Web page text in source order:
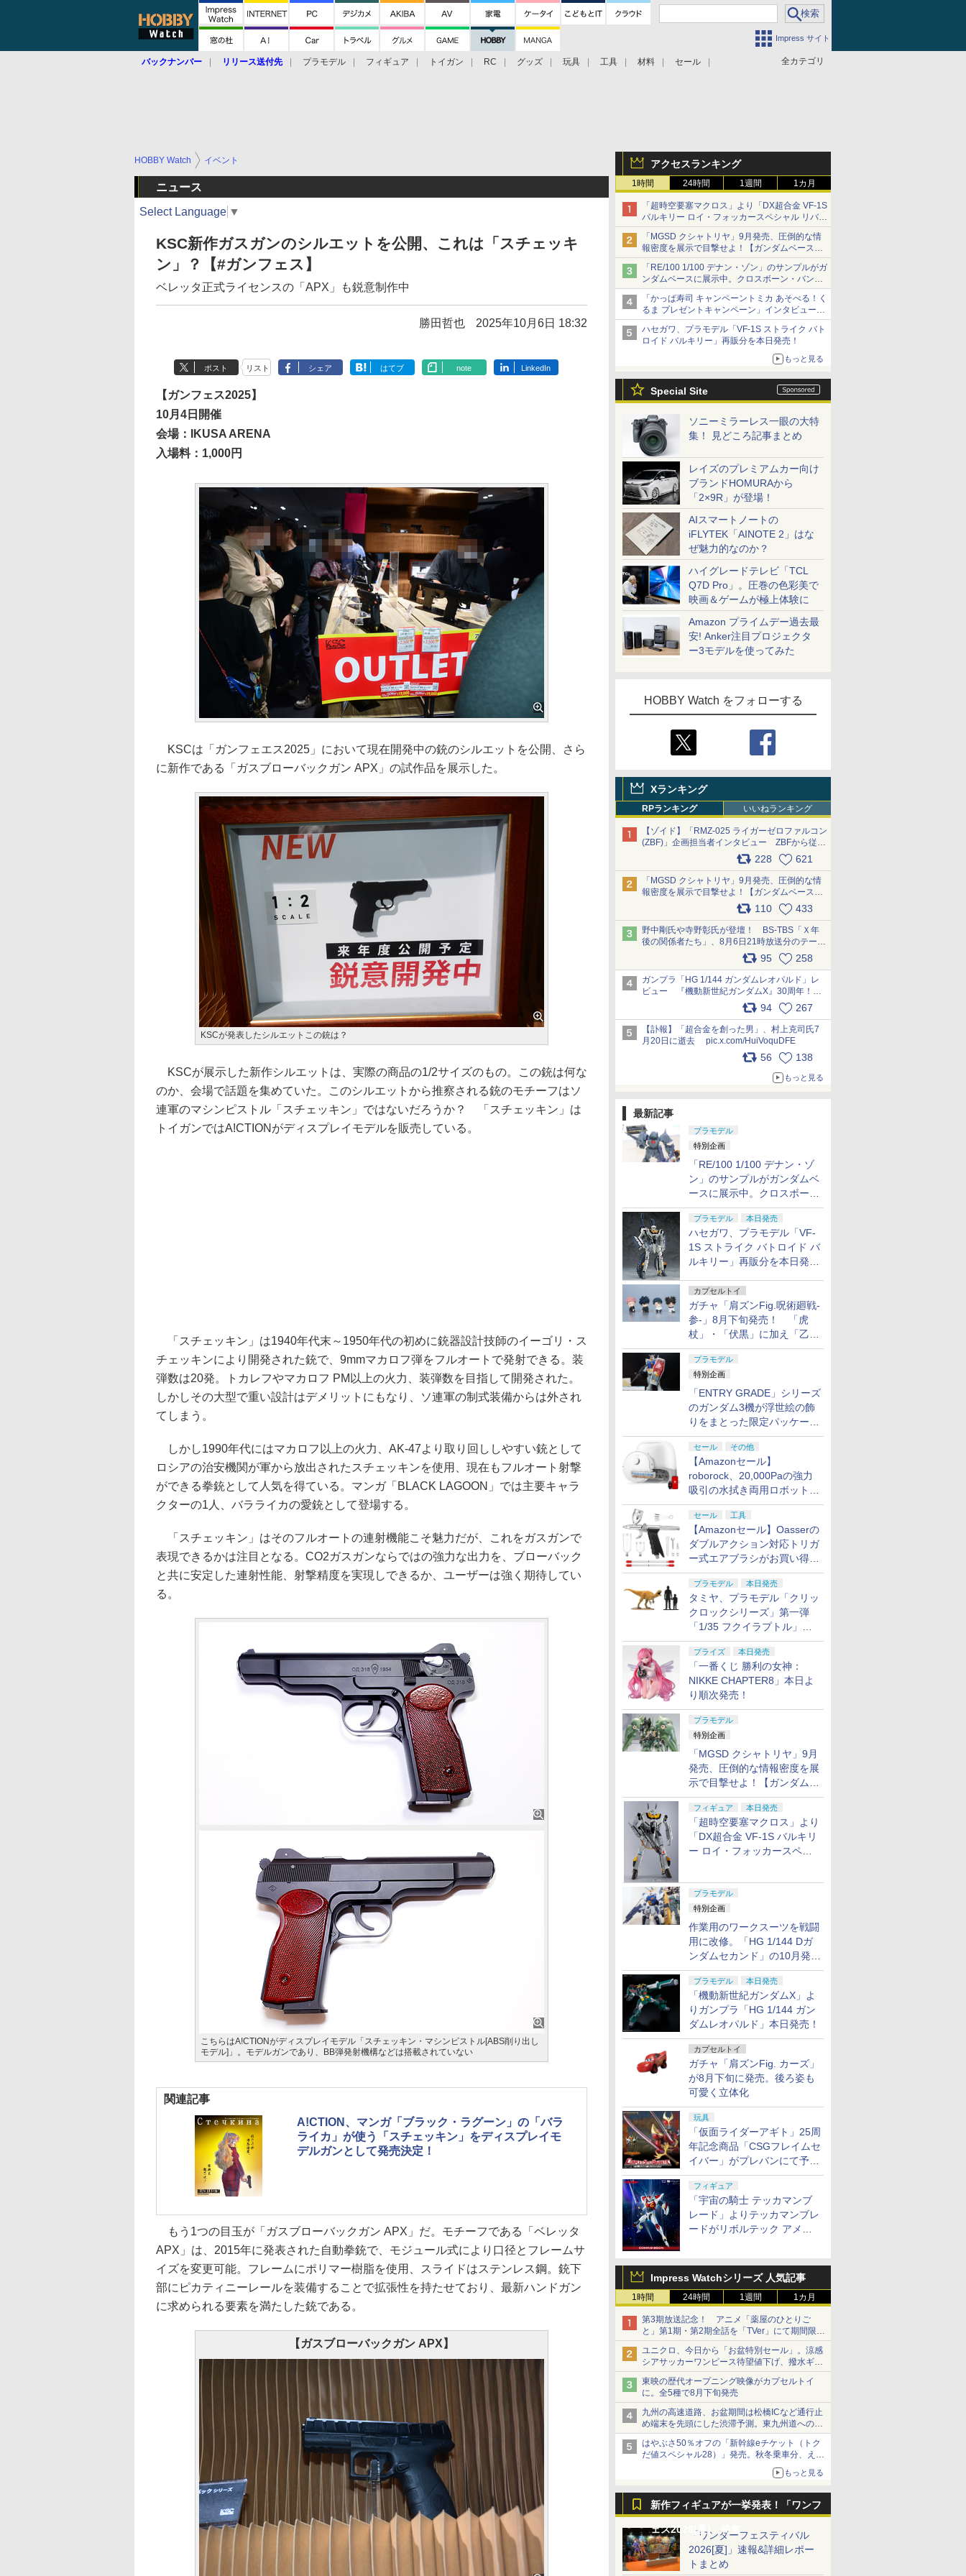
Impress サイト
全カテゴリ
バックナンバー リリース送付先 プラモデル フィギュア トイガン RC グッズ 玩具 工具 材料 セール
アクセスランキング
1時間 24時間 1週間 1カ月
「超時空要塞マクロス」より「DX超合金 VF-1S
バルキリー ロイ・フォッカースペシャル リバイ
バルVer.」本日発売！
「MGSD クシャトリヤ」9月発売、圧倒的な情
報密度を展示で目撃せよ！【ガンダムベース撮
り下ろし】
「RE/100 1/100 デナン・ゾン」のサンプルがガ
ンダムベースに展示中。クロスボーン・バンガ
ードの制式量産機が間もなく発送【ガンダムベ
ース撮り下ろし】
「かっぱ寿司 キャンペーントミカ あそべる！く
るま プレゼントキャンペーン」インタビュー
子どもが楽しめるかっぱ寿司ならではの体験と
コラボの楽しさを追求
ハセガワ、プラモデル「VF-1S ストライク バト
ロイド バルキリー」再販分を本日発売！
もっと見る
Special Site
ソニーミラーレス一眼の大特
集！ 見どころ記事まとめ
レイズのプレミアムカー向け
ブランドHOMURAから
「2×9R」が登場！
AIスマートノートの
iFLYTEK「AINOTE 2」はな
ぜ魅力的なのか？
ハイグレードテレビ「TCL
Q7D Pro」。圧巻の色彩美で
映画＆ゲームが極上体験に
Amazon プライムデー過去最
安! Anker注目プロジェクタ
ー3モデルを使ってみた
HOBBY Watch をフォローする
Xランキング
RPランキング いいねランキング
【ゾイド】「RMZ-025 ライガーゼロファルコン
(ZBF)」企画担当者インタビュー ZBFから従来
デザインまで再現可能なボリューム満点のキッ
ト pic.x.com/6zOqQAQKkX
228 621
「MGSD クシャトリヤ」9月発売、圧倒的な情
報密度を展示で目撃せよ！【ガンダムベース撮
り下ろし】 pic.x.com/3rPjsfk7qZ
110 433
野中剛氏や寺野彰氏が登壇！ BS-TBS「Ｘ年
後の関係者たち」、8月6日21時放送分のテーマ
は「超合金」！ pic.x.com/uWyt1uyuFm
95 258
ガンプラ「HG 1/144 ガンダムレオパルド」レ
ビュー 『機動新世紀ガンダムX』30周年！イ
ンナーアームガトリングの変形機構まで再現し
最新フォーマットでキット化！
pic.x.com/nszPIDTpbg
94 267
【訃報】「超合金を創った男」、村上克司氏7
月20日に逝去 pic.x.com/HuiVoquDFE
56 138
もっと見る
最新記事
プラモデル
特別企画
「RE/100 1/100 デナン・ゾ
ン」のサンプルがガンダムベ
ースに展示中。クロスボー
ン・バンガードの制式量産機
が間もなく発送【ガンダムベ
ース撮り下ろし】
プラモデル 本日発売
ハセガワ、プラモデル「VF-
1S ストライク バトロイド バ
ルキリー」再販分を本日発
カプセルトイ
ガチャ「肩ズンFig.呪術廻戦-
参-」8月下旬発売！ 「虎
杖」・「伏黒」に加え「乙
骨」・「脹相」がラインナッ
プ
プラモデル
特別企画
「ENTRY GRADE」シリーズ
のガンダム3機が浮世絵の飾
りをまとった限定パッケージ
で8月29日に発売！ お土産
にもピッタリ!?【ガンダムベ
ース撮り下ろし】
セール その他
【Amazonセール】
roborock、20,000Paの強力
吸引の水拭き両用ロボット掃
除機「Qrevo Curv 2 Flow」
がお買い得！
セール 工具
【Amazonセール】Oasserの
ダブルアクション対応トリガ
ー式エアブラシがお買い得価
格で登場！
プラモデル 本日発売
タミヤ、プラモデル「クリッ
クロックシリーズ」第一弾
「1/35 フクイラプトル」本
日発売！
プライズ 本日発売
「一番くじ 勝利の女神：
NIKKE CHAPTER8」本日よ
り順次発売！
プラモデル
特別企画
「MGSD クシャトリヤ」9月
発売、圧倒的な情報密度を展
示で目撃せよ！【ガンダムベ
ース撮り下ろし】
フィギュア 本日発売
「超時空要塞マクロス」より
「DX超合金 VF-1S バルキリ
ー ロイ・フォッカースペシ
プラモデル
特別企画
作業用のワークスーツを戦闘
用に改修。「HG 1/144 Dガ
ンダムセカンド」の10月発送
分が予約受付中【ガンダムベ
ース撮り下ろし】
プラモデル 本日発売
「機動新世紀ガンダムX」よ
りガンプラ「HG 1/144 ガン
ダムレオパルド」本日発売！
カプセルトイ
ガチャ「肩ズンFig. カーズ」
が8月下旬に発売。後ろ姿も
可愛く立体化
玩具
「仮面ライダーアギト」25周
年記念商品「CSGフレイムセ
イバー」がプレバンにて予約
開始
フィギュア
「宇宙の騎士 テッカマンブ
レード」よりテッカマンブレ
ードがリボルテック アメイ
Impress Watchシリーズ 人気記事
1時間 24時間 1週間 1カ月
第3期放送記念！ アニメ「薬屋のひとりご
と」第1期・第2期全話を「TVer」にて期間限定
で順次無料配信開始
ユニクロ、今日から「お盆特別セール」。涼感
シアサッカーワンピース待望値下げ、撥水ギア
ショーツは1990円に
東映の歴代オープニング映像がカプセルトイ
に。全5種で8月下旬発売
九州の高速道路、お盆期間は松橋ICなど通行止
め端末を先頭にした渋滞予測。東九州道への迂
回は料金調整を実施
はやぶさ50％オフの「新幹線eチケット（トク
だ値スペシャル28）」発売。秋冬乗車分、えき
もっと見る
新作フィギュアが一挙発表！「ワンフ
ェス2026[夏]」特集「ワンダーフェスティバル
2026[夏]」速報&詳細レポー
トまとめ
HOBBY Watch イベント
ニュース
Select Language ▼
KSC新作ガスガンのシルエットを公開、これは「スチェッキ
ン」？【#ガンフェス】
ベレッタ正式ライセンスの「APX」も鋭意制作中
勝田哲也 2025年10月6日 18:32
ポスト リスト シェア はてブ note LinkedIn
【ガンフェス2025】
10月4日開催
会場：IKUSA ARENA
入場料：1,000円
KSCは「ガンフェエス2025」において現在開発中の銃のシルエットを公開、さら
に新作である「ガスブローバックガン APX」の試作品を展示した。
KSCが発表したシルエットこの銃は？
KSCが展示した新作シルエットは、実際の商品の1/2サイズのもの。この銃は何な
のか、会場で話題を集めていた。このシルエットから推察される銃のモチーフはソ
連軍のマシンピストル「スチェッキン」ではないだろうか？ 「スチェッキン」は
トイガンではA!CTIONがディスプレイモデルを販売している。
「スチェッキン」は1940年代末～1950年代の初めに銃器設計技師のイーゴリ・ス
チェッキンにより開発された銃で、9mmマカロフ弾をフルオートで発射できる。装
弾数は20発。トカレフやマカロフ PM以上の火力、装弾数を目指して開発された。
しかしその大型で重い設計はデメリットにもなり、ソ連軍の制式装備からは外され
てしまう。
しかし1990年代にはマカロフ以上の火力、AK-47より取り回ししやすい銃として
ロシアの治安機関が軍から放出されたスチェッキンを使用、現在もフルオート射撃
ができる拳銃として人気を得ている。マンガ「BLACK LAGOON」では主要キャラ
クターの1人、バラライカの愛銃として登場する。
「スチェッキン」はそのフルオートの連射機能こそ魅力だが、これをガスガンで
表現できるかは注目となる。CO2ガスガンならではの強力な出力を、ブローバック
と共に安定した連射性能、射撃精度を実現しできるか、ユーザーは強く期待してい
る。
こちらはA!CTIONがディスプレイモデル「スチェッキン・マシンピストル[ABS削り出し
モデル]」。モデルガンであり、BB弾発射機構などは搭載されていない
関連記事
A!CTION、マンガ「ブラック・ラグーン」の「バラ
ライカ」が使う「スチェッキン」をディスプレイモ
デルガンとして発売決定！
もう1つの目玉が「ガスブローバックガン APX」だ。モチーフである「ベレッタ
APX」は、2015年に発表された自動拳銃で、モジュール式により口径とフレームサ
イズを変更可能。フレームにポリマー樹脂を使用、スライドはステンレス鋼。銃下
部にピカティニーレールを装備することで拡張性を持たせており、最新ハンドガン
に求められる要素を満たした銃である。
【ガスブローバックガン APX】